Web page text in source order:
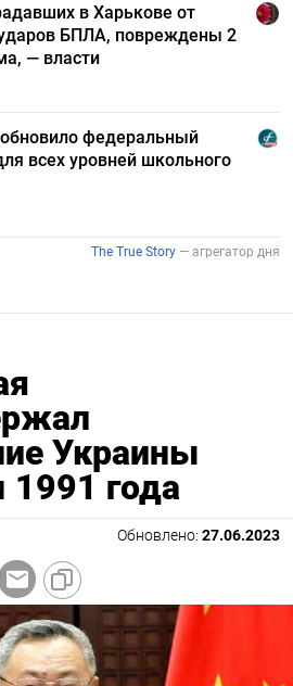
Украины
1991 года
Обновлено: 27.06.2023